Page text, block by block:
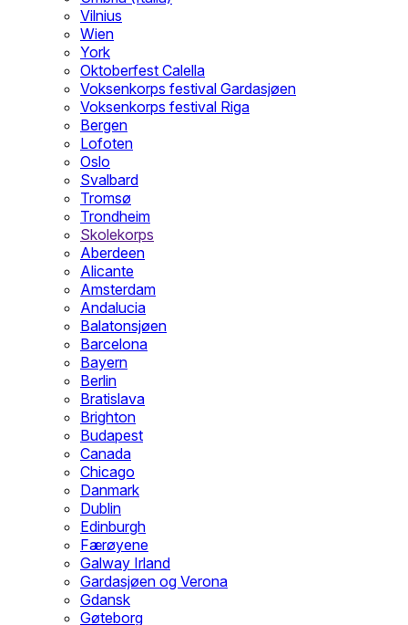
Vilnius
Wien
York
Oktoberfest Calella
Voksenkorps festival Gardasjøen
Voksenkorps festival Riga
Bergen
Lofoten
Oslo
Svalbard
Tromsø
Trondheim
Skolekorps
Aberdeen
Alicante
Amsterdam
Andalucia
Balatonsjøen
Barcelona
Bayern
Berlin
Bratislava
Brighton
Budapest
Canada
Chicago
Danmark
Dublin
Edinburgh
Færøyene
Galway Irland
Gardasjøen og Verona
Gdansk
Gøteborg